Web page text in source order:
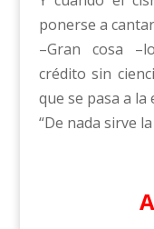
ponerse a
–Gran cosa
crédito sin
que se pasa a la
“De nada sirve